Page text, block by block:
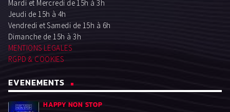
Mardi et Mercredi de 15h à 3h
Jeudi de 15h à 4h
Vendredi et Samedi de 15h à 6h
Dimanche de 15h à 3h
MENTIONS LEGALES
RGPD & COOKIES
EVENEMENTS
HAPPY NON STOP